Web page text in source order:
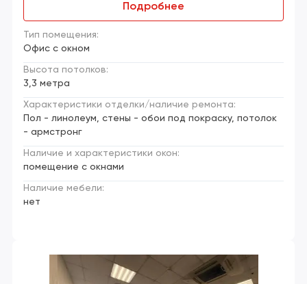
Тип помещения:
Офис с окном
Высота потолков:
3,3 метра
Характеристики отделки/наличие ремонта:
Пол - линолеум, стены - обои под покраску, потолок
- армстронг
Наличие и характеристики окон:
помещение с окнами
Наличие мебели:
нет
Подробнее